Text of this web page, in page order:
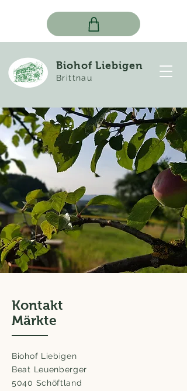
Biohof Liebigen
Brittnau
Kontakt
Märkte
Biohof Liebigen
Beat Leuenberger
5040 Schöftland